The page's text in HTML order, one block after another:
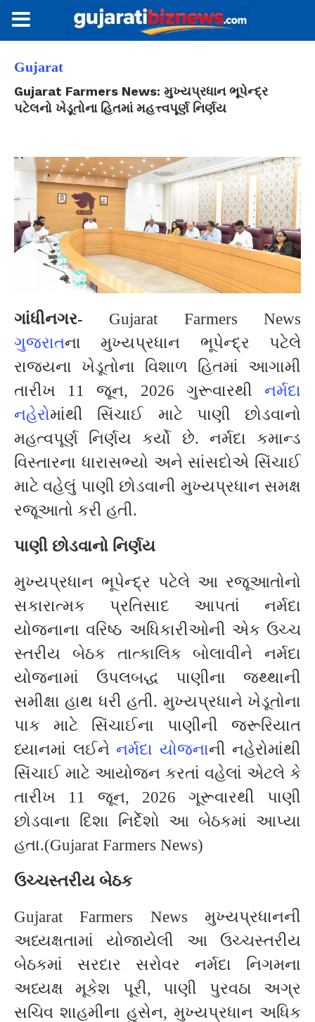
Gujarat
Gujarat Farmers News: મુખ્યપ્રધાન ભૂપેન્દ્ર
પટેલનો ખેડૂતોના હિતમાં મહત્ત્વપૂર્ણ નિર્ણય
ગાંધીનગર- Gujarat Farmers News
ગુજરાતના મુખ્યપ્રધાન ભૂપેન્દ્ર પટેલે
રાજ્યના ખેડૂતોના વિશાળ હિતમાં આગામી
તારીખ 11 જૂન, 2026 ગુરૂવારથી નર્મદા
નહેરોમાંથી સિંચાઈ માટે પાણી છોડવાનો
મહત્વપૂર્ણ નિર્ણય કર્યો છે. નર્મદા કમાન્ડ
વિસ્તારના ધારાસભ્યો અને સાંસદોએ સિંચાઈ
માટે વહેલું પાણી છોડવાની મુખ્યપ્રધાન સમક્ષ
રજૂઆતો કરી હતી.
પાણી છોડવાનો નિર્ણય
મુખ્યપ્રધાન ભૂપેન્દ્ર પટેલે આ રજૂઆતોનો
સકારાત્મક પ્રતિસાદ આપતાં નર્મદા
યોજનાના વરિષ્ઠ અધિકારીઓની એક ઉચ્ચ
સ્તરીય બેઠક તાત્કાલિક બોલાવીને નર્મદા
યોજનામાં ઉપલબદ્ધ પાણીના જથ્થાની
સમીક્ષા હાથ ધરી હતી. મુખ્યપ્રધાને ખેડૂતોના
પાક માટે સિંચાઈના પાણીની જરૂરિયાત
ધ્યાનમાં લઈને નર્મદા યોજનાની નહેરોમાંથી
સિંચાઈ માટે આયોજન કરતાં વહેલાં એટલે કે
તારીખ 11 જૂન, 2026 ગૂરૂવારથી પાણી
છોડવાના દિશા નિર્દેશો આ બેઠકમાં આપ્યા
હતા.(Gujarat Farmers News)
ઉચ્ચસ્તરીય બેઠક
Gujarat Farmers News મુખ્યપ્રધાનની
અધ્યક્ષતામાં યોજાયેલી આ ઉચ્ચસ્તરીય
બેઠકમાં સરદાર સરોવર નર્મદા નિગમના
અધ્યક્ષ મૂકેશ પૂરી, પાણી પુરવઠા અગ્ર
સચિવ શાહમીના હુસેન, મુખ્યપ્રધાન અધિક